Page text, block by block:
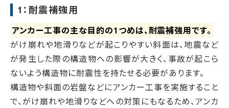
1：耐震補強用
アンカー工事の主な目的の1つめは、耐震補強用です。
がけ崩れや地滑りなどが起こりやすい斜面は、地震など
が発生した際の構造物への影響が大きく、事故が起こら
ないよう構造物に耐震性を持たせる必要があります。
構造物や斜面の岩盤などにアンカー工事を実施すること
で、がけ崩れや地滑りなどへの対策にもなるため、アンカ